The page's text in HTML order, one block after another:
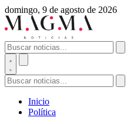
domingo, 9 de agosto de 2026
Inicio
Política